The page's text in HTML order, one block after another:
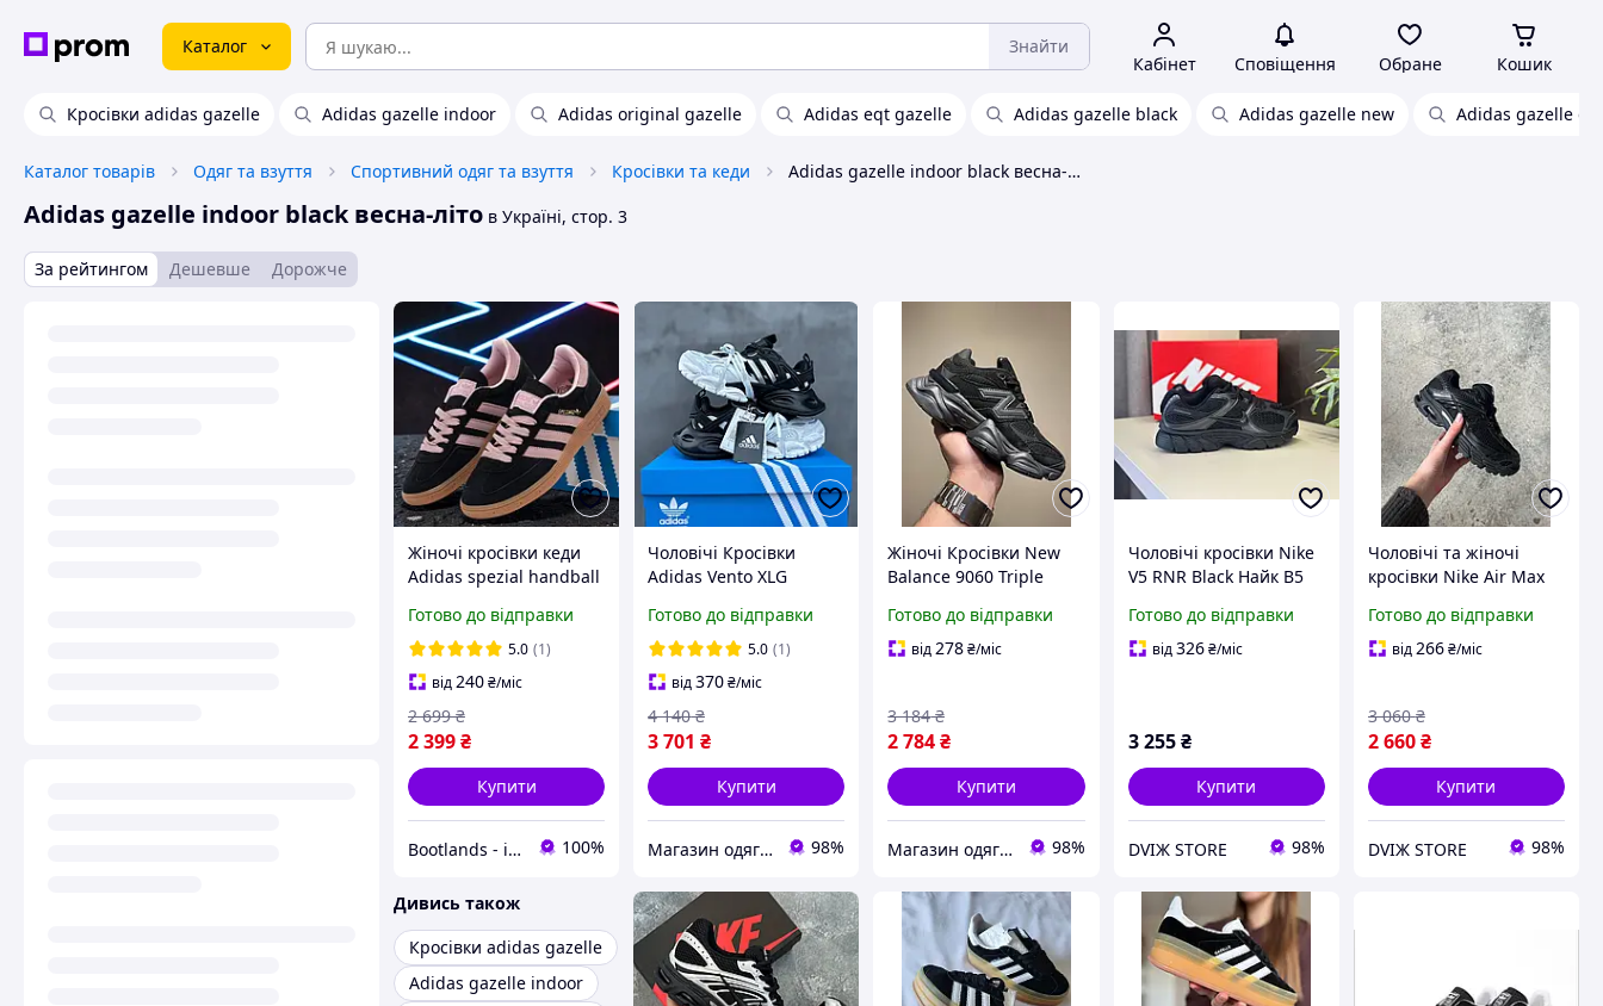
Каталог Знайти
Кабінет Сповіщення Обране Кошик
Кросівки adidas gazelle Adidas gazelle indoor Adidas original gazelle Adidas eqt gazelle Adidas gazelle black Adidas gazelle new Adidas gazelle
Каталог товарів Одяг та взуття Спортивний одяг та взуття Кросівки та кеди Adidas gazelle indoor black весна-літо
Adidas gazelle indoor black весна-літо в Україні, стор. 3
За рейтингом Дешевше Дорожче
Жіночі кросівки кеди
Adidas spezial handball
замшевые (чорні з
пудровим). Фото в живу
Готово до відправки
5.0 (1)
від240₴/міс
2 399₴
2 699 ₴
Купити
Bootlands - інтернет-магазин взуття та одягу 100%
Чоловічі Кросівки
Adidas Vento XLG
Адідас Венто ХЛГ
Делюкс Чорно Білі
шкіра сітка весна літо
молодіжні кастомні
Готово до відправки
5.0 (1)
від370₴/міс
3 701 ₴
4 140 ₴
Купити
Магазин одягу взуття та топових товарів 98%
Жіночі Кросівки New
Balance 9060 Triple
Чорні замша текстиль
весна літо для дівчат
Готово до відправки
від278₴/міс
2 784₴
3 184 ₴
Купити
Магазин одягу взуття та топових товарів 98%
Чоловічі кросівки Nike
V5 RNR Black Найк В5
весна-літо демісезон
унісекс
Готово до відправки
від326 ₴/міс
3 255 ₴
Купити
DVIЖ STORE 98%
Чоловічі та жіночі
кросівки Nike Air Max
Макс Мото чорні,
текстиль, весна-літо,
Готово до відправки
від266₴/міс
2 660₴
3 060 ₴
Купити
DVIЖ STORE 98%
Дивись також
Кросівки adidas gazelle
Adidas gazelle indoor